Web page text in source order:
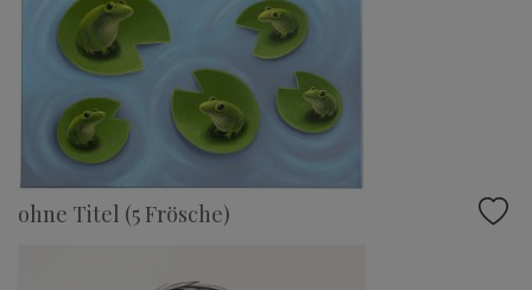
ohne Titel (5 Frösche)